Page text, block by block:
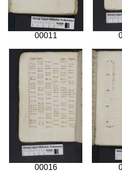
00011
00016